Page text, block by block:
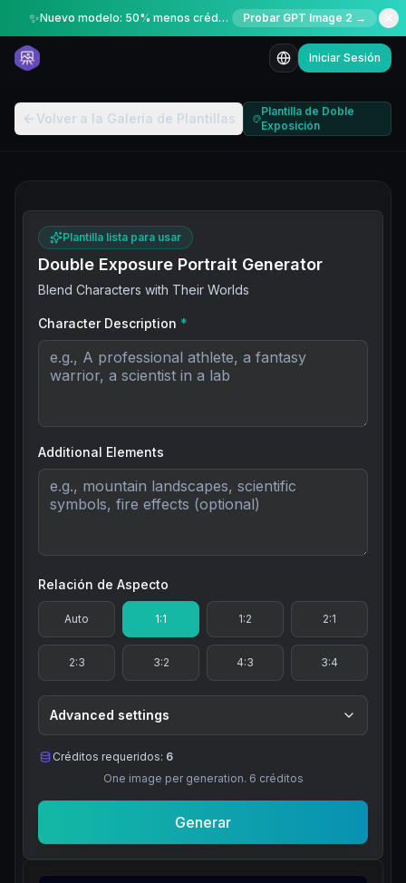
✨ Nuevo modelo: 50% menos créditos por tiempo limitado Probar GPT Image 2 →
Iniciar Sesión
Volver a la Galería de Plantillas
Plantilla de Doble
Exposición
Plantilla lista para usar
Double Exposure Portrait Generator
Blend Characters with Their Worlds
Character Description *
Additional Elements
Relación de Aspecto
Auto 1:1 1:2 2:1
2:3 3:2 4:3 3:4
Advanced settings
Créditos requeridos: 6
One image per generation. 6 créditos
Generar